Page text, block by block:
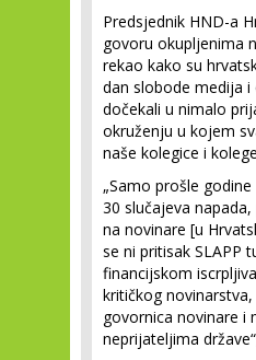
Predsjednik HND-a
govoru okupljenima
rekao kako su
dan slobode medija i
dočekali u nimalo
okruženju u kojem
naše kolegice i
„Samo prošle
30 slučajeva
na novinare [u
se ni pritisak SLAPP
financijskom
kritičkog
govornica novinare i
neprijateljima